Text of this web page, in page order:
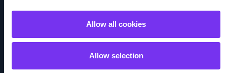
Allow all cookies
Allow selection
Blogit
Integraatioportaali